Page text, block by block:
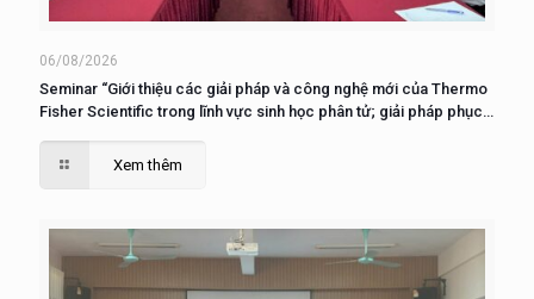
06/08/2026
Seminar “Giới thiệu các giải pháp và công nghệ mới của Thermo
Fisher Scientific trong lĩnh vực sinh học phân tử; giải pháp phục
Xem thêm